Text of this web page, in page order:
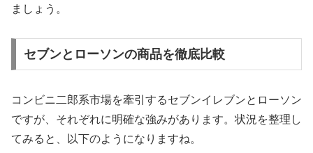
ましょう。
セブンとローソンの商品を徹底比較
コンビニ二郎系市場を牽引するセブンイレブンとローソン
ですが、それぞれに明確な強みがあります。状況を整理し
てみると、以下のようになりますね。